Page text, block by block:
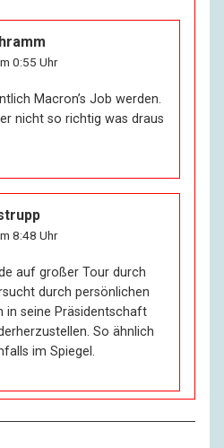
0:55 Uhr
Macron’s Job werden.
nicht so richtig was draus
8:48 Uhr
auf großer Tour durch
durch persönlichen
in seine Präsidentschaft
So ähnlich
im Spiegel.